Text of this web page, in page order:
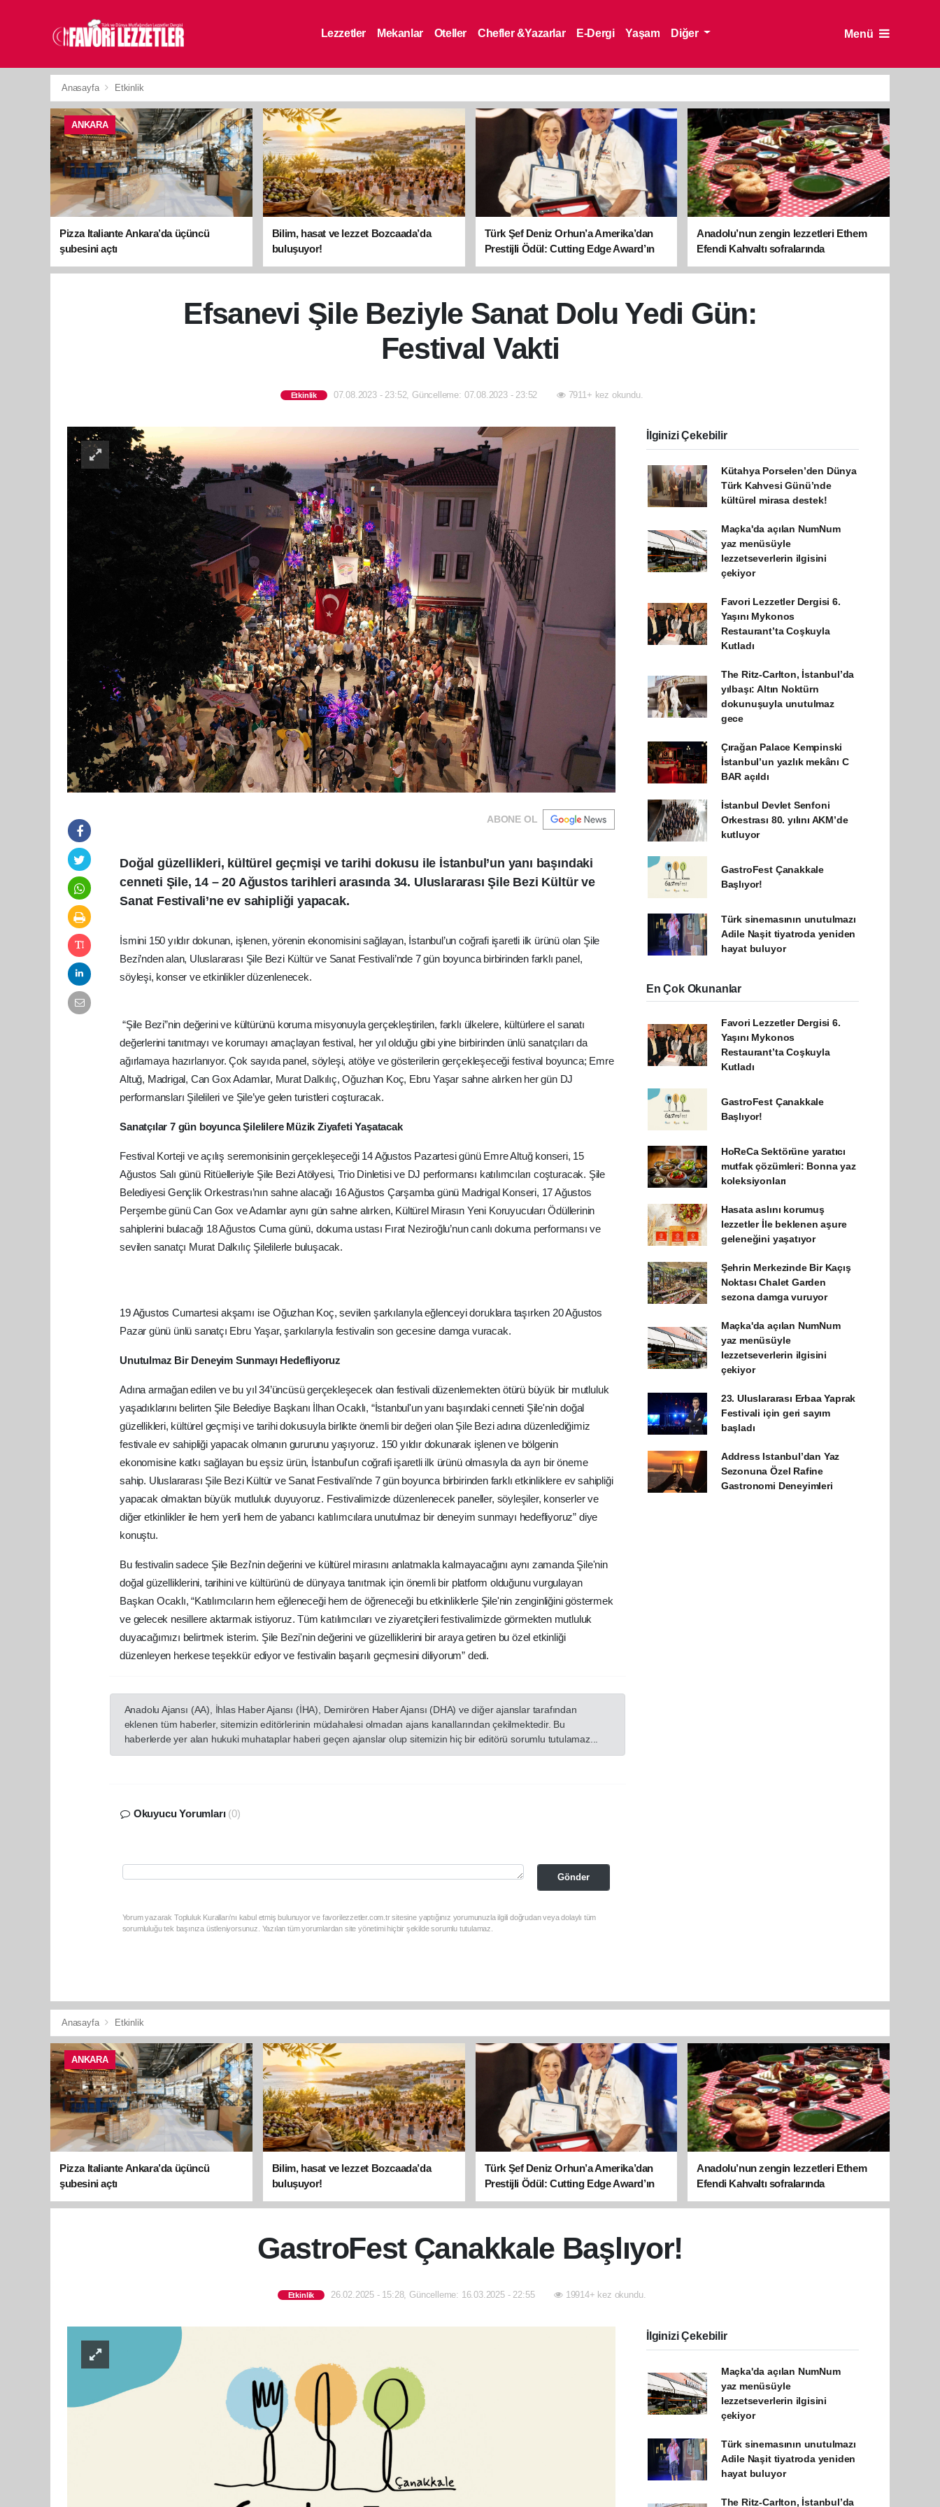
Lezzetler Mekanlar Oteller Chefler &Yazarlar E-Dergi Yaşam Diğer Menü
Anasayfa Etkinlik
ANKARA
Pizza Italiante Ankara’da üçüncü
şubesini açtı
Bilim, hasat ve lezzet Bozcaada’da
buluşuyor!
Türk Şef Deniz Orhun’a Amerika’dan
Prestijli Ödül: Cutting Edge Award’ın
sahibi oldu
Anadolu’nun zengin lezzetleri Ethem
Efendi Kahvaltı sofralarında
Efsanevi Şile Beziyle Sanat Dolu Yedi Gün:
Festival Vakti
Etkinlik 07.08.2023 - 23:52, Güncelleme: 07.08.2023 - 23:52 7911+ kez okundu.
ABONE OL
Doğal güzellikleri, kültürel geçmişi ve tarihi dokusu ile İstanbul’un yanı başındaki
cenneti Şile, 14 – 20 Ağustos tarihleri arasında 34. Uluslararası Şile Bezi Kültür ve
Sanat Festivali’ne ev sahipliği yapacak.
İsmini 150 yıldır dokunan, işlenen, yörenin ekonomisini sağlayan, İstanbul’un coğrafi işaretli ilk ürünü olan Şile
Bezi’nden alan, Uluslararası Şile Bezi Kültür ve Sanat Festivali’nde 7 gün boyunca birbirinden farklı panel,
söyleşi, konser ve etkinlikler düzenlenecek.
“Şile Bezi”nin değerini ve kültürünü koruma misyonuyla gerçekleştirilen, farklı ülkelere, kültürlere el sanatı
değerlerini tanıtmayı ve korumayı amaçlayan festival, her yıl olduğu gibi yine birbirinden ünlü sanatçıları da
ağırlamaya hazırlanıyor. Çok sayıda panel, söyleşi, atölye ve gösterilerin gerçekleşeceği festival boyunca; Emre
Altuğ, Madrigal, Can Gox Adamlar, Murat Dalkılıç, Oğuzhan Koç, Ebru Yaşar sahne alırken her gün DJ
performansları Şilelileri ve Şile’ye gelen turistleri coşturacak.
Sanatçılar 7 gün boyunca Şilelilere Müzik Ziyafeti Yaşatacak
Festival Korteji ve açılış seremonisinin gerçekleşeceği 14 Ağustos Pazartesi günü Emre Altuğ konseri, 15
Ağustos Salı günü Ritüelleriyle Şile Bezi Atölyesi, Trio Dinletisi ve DJ performansı katılımcıları coşturacak. Şile
Belediyesi Gençlik Orkestrası’nın sahne alacağı 16 Ağustos Çarşamba günü Madrigal Konseri, 17 Ağustos
Perşembe günü Can Gox ve Adamlar aynı gün sahne alırken, Kültürel Mirasın Yeni Koruyucuları Ödüllerinin
sahiplerini bulacağı 18 Ağustos Cuma günü, dokuma ustası Fırat Neziroğlu’nun canlı dokuma performansı ve
sevilen sanatçı Murat Dalkılıç Şilelilerle buluşacak.
19 Ağustos Cumartesi akşamı ise Oğuzhan Koç, sevilen şarkılarıyla eğlenceyi doruklara taşırken 20 Ağustos
Pazar günü ünlü sanatçı Ebru Yaşar, şarkılarıyla festivalin son gecesine damga vuracak.
Unutulmaz Bir Deneyim Sunmayı Hedefliyoruz
Adına armağan edilen ve bu yıl 34’üncüsü gerçekleşecek olan festivali düzenlemekten ötürü büyük bir mutluluk
yaşadıklarını belirten Şile Belediye Başkanı İlhan Ocaklı, “İstanbul'un yanı başındaki cenneti Şile'nin doğal
güzellikleri, kültürel geçmişi ve tarihi dokusuyla birlikte önemli bir değeri olan Şile Bezi adına düzenlediğimiz
festivale ev sahipliği yapacak olmanın gururunu yaşıyoruz. 150 yıldır dokunarak işlenen ve bölgenin
ekonomisine katkı sağlayan bu eşsiz ürün, İstanbul'un coğrafi işaretli ilk ürünü olmasıyla da ayrı bir öneme
sahip. Uluslararası Şile Bezi Kültür ve Sanat Festivali'nde 7 gün boyunca birbirinden farklı etkinliklere ev sahipliği
yapacak olmaktan büyük mutluluk duyuyoruz. Festivalimizde düzenlenecek paneller, söyleşiler, konserler ve
diğer etkinlikler ile hem yerli hem de yabancı katılımcılara unutulmaz bir deneyim sunmayı hedefliyoruz” diye
konuştu.
Bu festivalin sadece Şile Bezi'nin değerini ve kültürel mirasını anlatmakla kalmayacağını aynı zamanda Şile'nin
doğal güzelliklerini, tarihini ve kültürünü de dünyaya tanıtmak için önemli bir platform olduğunu vurgulayan
Başkan Ocaklı, “Katılımcıların hem eğleneceği hem de öğreneceği bu etkinliklerle Şile'nin zenginliğini göstermek
ve gelecek nesillere aktarmak istiyoruz. Tüm katılımcıları ve ziyaretçileri festivalimizde görmekten mutluluk
duyacağımızı belirtmek isterim. Şile Bezi'nin değerini ve güzelliklerini bir araya getiren bu özel etkinliği
düzenleyen herkese teşekkür ediyor ve festivalin başarılı geçmesini diliyorum” dedi.
Anadolu Ajansı (AA), İhlas Haber Ajansı (İHA), Demirören Haber Ajansı (DHA) ve diğer ajanslar tarafından
eklenen tüm haberler, sitemizin editörlerinin müdahalesi olmadan ajans kanallarından çekilmektedir. Bu
haberlerde yer alan hukuki muhataplar haberi geçen ajanslar olup sitemizin hiç bir editörü sorumlu tutulamaz...
Okuyucu Yorumları (0)
Gönder
Yorum yazarak Topluluk Kuralları’nı kabul etmiş bulunuyor ve favorilezzetler.com.tr sitesine yaptığınız yorumunuzla ilgili doğrudan veya dolaylı tüm
sorumluluğu tek başınıza üstleniyorsunuz. Yazılan tüm yorumlardan site yönetimi hiçbir şekilde sorumlu tutulamaz.
İlginizi Çekebilir
Kütahya Porselen’den Dünya
Türk Kahvesi Günü’nde
kültürel mirasa destek!
Maçka'da açılan NumNum
yaz menüsüyle
lezzetseverlerin ilgisini
çekiyor
Favori Lezzetler Dergisi 6.
Yaşını Mykonos
Restaurant’ta Coşkuyla
Kutladı
The Ritz-Carlton, İstanbul’da
yılbaşı: Altın Noktürn
dokunuşuyla unutulmaz
gece
Çırağan Palace Kempinski
İstanbul’un yazlık mekânı C
BAR açıldı
İstanbul Devlet Senfoni
Orkestrası 80. yılını AKM’de
kutluyor
GastroFest Çanakkale
Başlıyor!
Türk sinemasının unutulmazı
Adile Naşit tiyatroda yeniden
hayat buluyor
En Çok Okunanlar
Favori Lezzetler Dergisi 6.
Yaşını Mykonos
Restaurant’ta Coşkuyla
Kutladı
GastroFest Çanakkale
Başlıyor!
HoReCa Sektörüne yaratıcı
mutfak çözümleri: Bonna yaz
koleksiyonları
Hasata aslını korumuş
lezzetler İle beklenen aşure
geleneğini yaşatıyor
Şehrin Merkezinde Bir Kaçış
Noktası Chalet Garden
sezona damga vuruyor
Maçka'da açılan NumNum
yaz menüsüyle
lezzetseverlerin ilgisini
çekiyor
23. Uluslararası Erbaa Yaprak
Festivali için geri sayım
başladı
Address Istanbul’dan Yaz
Sezonuna Özel Rafine
Gastronomi Deneyimleri
Anasayfa Etkinlik
ANKARA
Pizza Italiante Ankara’da üçüncü
şubesini açtı
Bilim, hasat ve lezzet Bozcaada’da
buluşuyor!
Türk Şef Deniz Orhun’a Amerika’dan
Prestijli Ödül: Cutting Edge Award’ın
sahibi oldu
Anadolu’nun zengin lezzetleri Ethem
Efendi Kahvaltı sofralarında
GastroFest Çanakkale Başlıyor!
Etkinlik 26.02.2025 - 15:28, Güncelleme: 16.03.2025 - 22:55 19914+ kez okundu.
İlginizi Çekebilir
Maçka'da açılan NumNum
yaz menüsüyle
lezzetseverlerin ilgisini
çekiyor
Türk sinemasının unutulmazı
Adile Naşit tiyatroda yeniden
hayat buluyor
The Ritz-Carlton, İstanbul’da